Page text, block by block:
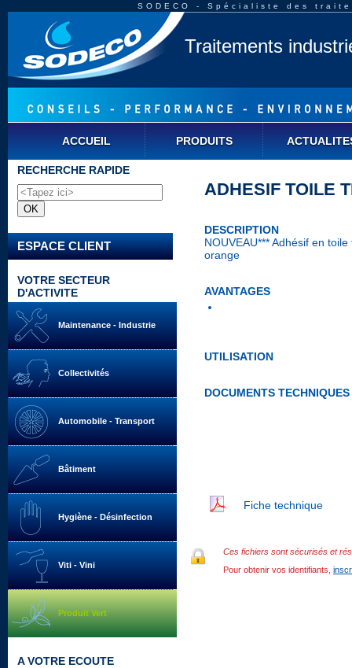
SODECO - Spécialiste des
Traitements
ACCUEIL PRODUITS
RECHERCHE RAPIDE
ESPACE CLIENT
VOTRE SECTEUR
D'ACTIVITE
Maintenance - Industrie
Collectivités
Automobile - Transport
Bâtiment
Hygiène - Désinfection
Viti - Vini
Produit Vert
A VOTRE ECOUTE
ADHESIF TOILE
DESCRIPTION
NOUVEAU*** Adhésif en
orange
AVANTAGES
UTILISATION
DOCUMENTS TECHNIQUES
Fiche technique
Ces fichiers sont sécurisés et
Pour obtenir vos identifiants,